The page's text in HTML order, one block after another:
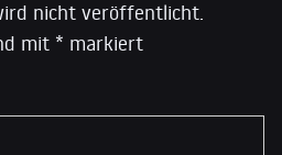
nicht veröffentlicht.
mit * markiert